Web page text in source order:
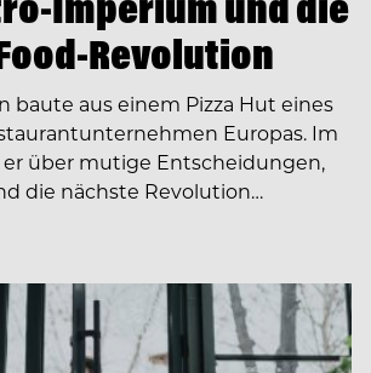
Revolution
baute aus einem Pizza Hut eines
Europas. Im
über mutige Entscheidungen,
die nächste Revolution…